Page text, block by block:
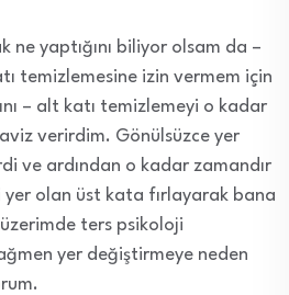
ne yaptığını biliyor olsam da –
temizlemesine izin vermem için
– alt katı temizlemeyi o kadar
verirdim. Gönülsüzce yer
ve ardından o kadar zamandır
yer olan üst kata fırlayarak bana
ters psikoloji
yer değiştirmeye neden